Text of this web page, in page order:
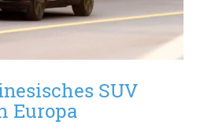
SUV
Europa